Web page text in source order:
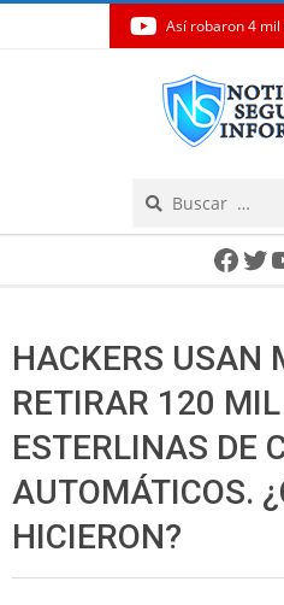
Así robaron 4
HACKERS USAN
RETIRAR 120
ESTERLINAS DE
AUTOMÁTICOS.
HICIERON?